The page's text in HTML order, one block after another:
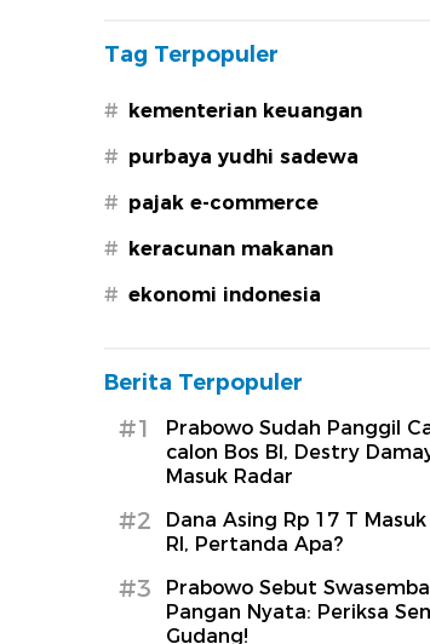
Tag Terpopuler
# kementerian keuangan
# purbaya yudhi sadewa
# pajak e-commerce
# keracunan makanan
# ekonomi indonesia
Berita Terpopuler
#1
Prabowo Sudah Panggil
calon Bos BI, Destry
Masuk Radar
#2
Dana Asing Rp 17 T
RI, Pertanda Apa?
#3
Prabowo Sebut
Pangan Nyata: Periksa
Gudang!